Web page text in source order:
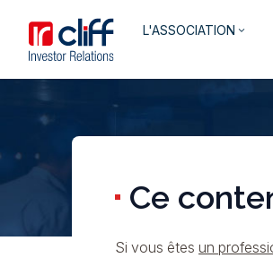
contenu
principal
Aller directement au contenu
Navigation
L'ASSOCIATION keyboard_arrow_down
Ce
Si vous êtes un